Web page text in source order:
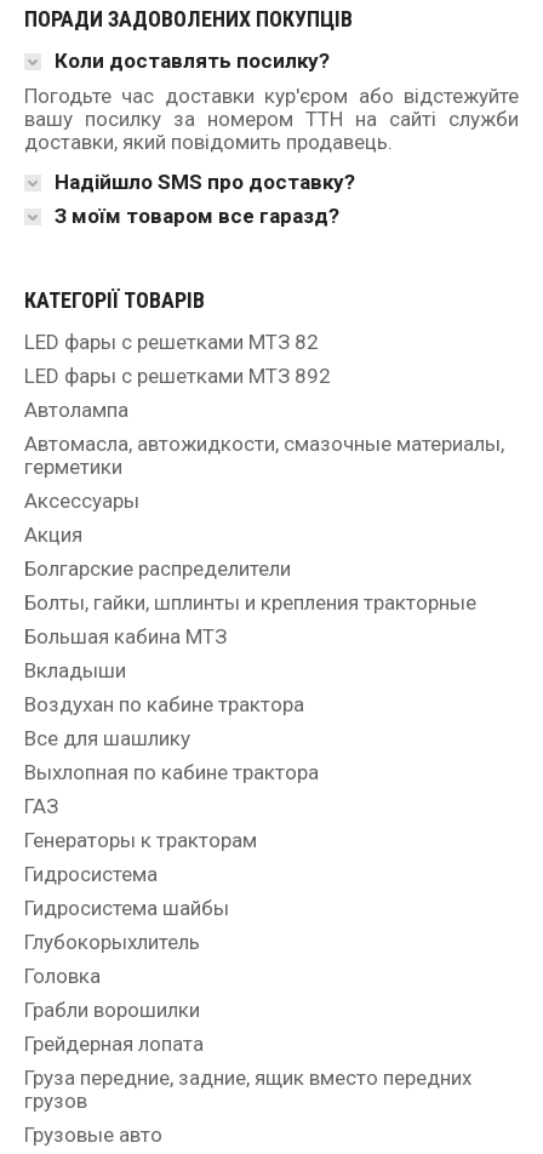
ПОРАДИ ЗАДОВОЛЕНИХ ПОКУПЦІВ
Коли доставлять посилку?
Погодьте час доставки кур'єром або відстежуйте
вашу посилку за номером ТТН на сайті служби
доставки, який повідомить продавець.
Надійшло SMS про доставку?
З моїм товаром все гаразд?
КАТЕГОРІЇ ТОВАРІВ
LED фары с решетками МТЗ 82
LED фары с решетками МТЗ 892
Автолампа
Автомасла, автожидкости, смазочные материалы,
герметики
Аксессуары
Акция
Болгарские распределители
Болты, гайки, шплинты и крепления тракторные
Большая кабина МТЗ
Вкладыши
Воздухан по кабине трактора
Все для шашлику
Выхлопная по кабине трактора
ГАЗ
Генераторы к тракторам
Гидросистема
Гидросистема шайбы
Глубокорыхлитель
Головка
Грабли ворошилки
Грейдерная лопата
Груза передние, задние, ящик вместо передних
грузов
Грузовые авто